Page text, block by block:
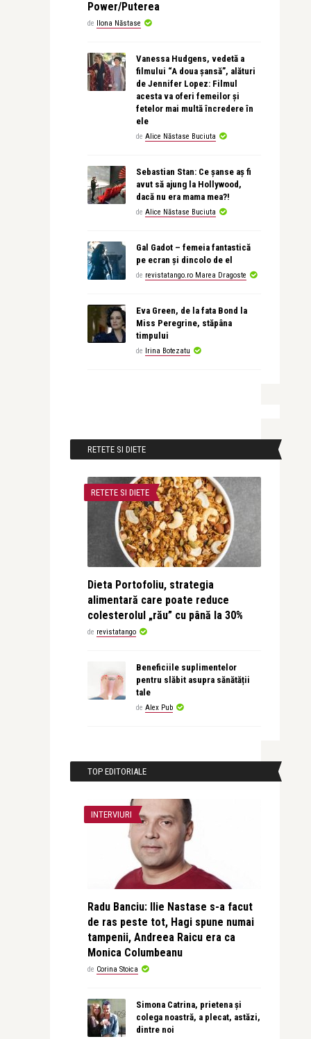
Power/Puterea
de Ilona Năstase
Vanessa Hudgens, vedetă a
filmului “A doua șansă”, alături
de Jennifer Lopez: Filmul
acesta va oferi femeilor și
fetelor mai multă încredere în
ele
de Alice Năstase Buciuta
Sebastian Stan: Ce șanse aș fi
avut să ajung la Hollywood,
dacă nu era mama mea?!
de Alice Năstase Buciuta
Gal Gadot – femeia fantastică
pe ecran și dincolo de el
de revistatango.ro Marea Dragoste
Eva Green, de la fata Bond la
Miss Peregrine, stăpâna
timpului
de Irina Botezatu
RETETE SI DIETE
RETETE SI DIETE
Dieta Portofoliu, strategia
alimentară care poate reduce
colesterolul „rău” cu până la 30%
de revistatango
Beneficiile suplimentelor
pentru slăbit asupra sănătății
tale
de Alex Pub
TOP EDITORIALE
INTERVIURI
Radu Banciu: Ilie Nastase s-a facut
de ras peste tot, Hagi spune numai
tampenii, Andreea Raicu era ca
Monica Columbeanu
de Corina Stoica
Simona Catrina, prietena și
colega noastră, a plecat, astăzi,
dintre noi